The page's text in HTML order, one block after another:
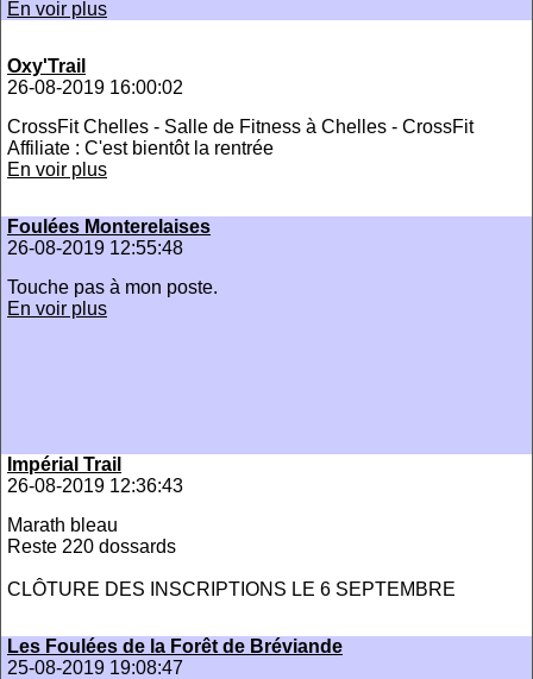
En voir plus
Oxy'Trail
26-08-2019 16:00:02
CrossFit Chelles - Salle de Fitness à Chelles - CrossFit
Affiliate : C'est bientôt la rentrée
En voir plus
Foulées Monterelaises
26-08-2019 12:55:48
Touche pas à mon poste.
En voir plus
Impérial Trail
26-08-2019 12:36:43
Marath bleau
Reste 220 dossards
CLÔTURE DES INSCRIPTIONS LE 6 SEPTEMBRE
Les Foulées de la Forêt de Bréviande
25-08-2019 19:08:47